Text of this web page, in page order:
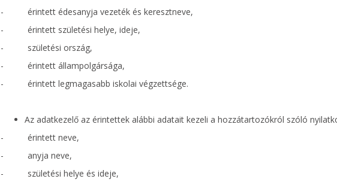
- érintett édesanyja vezeték és keresztneve,
- érintett születési helye, ideje,
- születési ország,
- érintett állampolgársága,
- érintett legmagasabb iskolai végzettsége.
Az adatkezelő az érintettek alábbi adatait kezeli a hozzátartozókról szóló
- érintett neve,
- anyja neve,
- születési helye és ideje,